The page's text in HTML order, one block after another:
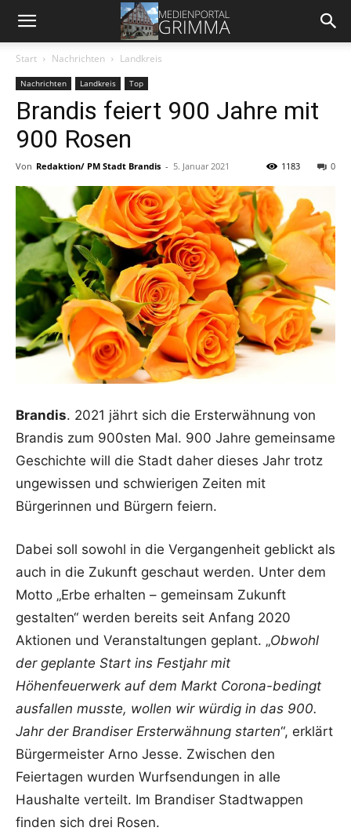
Start Nachrichten Landkreis
Nachrichten Landkreis Top
Brandis feiert 900 Jahre mit
900 Rosen
Von Redaktion/ PM Stadt Brandis - 5. Januar 2021 0
1183
Brandis. 2021 jährt sich die Ersterwähnung von
Brandis zum 900sten Mal. 900 Jahre gemeinsame
Geschichte will die Stadt daher dieses Jahr trotz
ungewissen und schwierigen Zeiten mit
Bürgerinnen und Bürgern feiern.
Dabei soll sowohl in die Vergangenheit geblickt als
auch in die Zukunft geschaut werden. Unter dem
Motto „Erbe erhalten – gemeinsam Zukunft
gestalten“ werden bereits seit Anfang 2020
Aktionen und Veranstaltungen geplant. „Obwohl
der geplante Start ins Festjahr mit
Höhenfeuerwerk auf dem Markt Corona-bedingt
ausfallen musste, wollen wir würdig in das 900.
Jahr der Brandiser Ersterwähnung starten“, erklärt
Bürgermeister Arno Jesse. Zwischen den
Feiertagen wurden Wurfsendungen in alle
Haushalte verteilt. Im Brandiser Stadtwappen
finden sich drei Rosen.